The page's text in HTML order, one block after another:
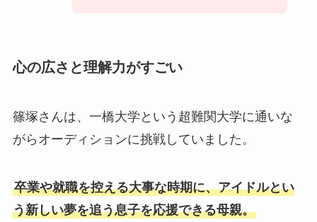
心の広さと理解力がすごい
篠塚さんは、一橋大学という超難関大学に通いな
がらオーディションに挑戦していました。
卒業や就職を控える大事な時期に、アイドルとい
う新しい夢を追う息子を応援できる母親。